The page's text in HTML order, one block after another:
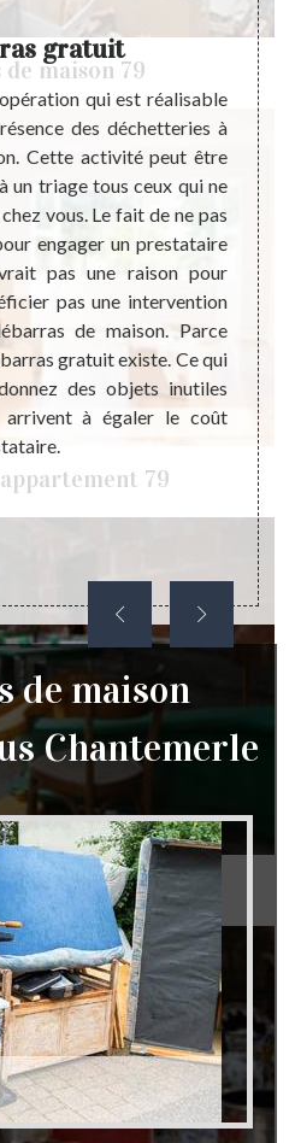
de maison 79
79
et cave 79
gratuit
qui est réalisable
des déchetteries à
Cette activité peut être
un triage tous ceux qui ne
vous. Le fait de ne pas
engager un prestataire
pas une raison pour
pas une intervention
de maison. Parce
gratuit existe. Ce qui
des objets inutiles
à égaler le coût
dans
de maison
Chantemerle